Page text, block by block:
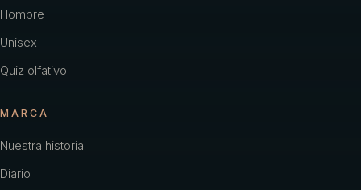
Hombre
Unisex
Quiz olfativo
MARCA
Nuestra historia
Diario